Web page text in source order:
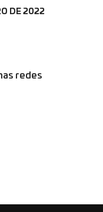
DE 2022
redes